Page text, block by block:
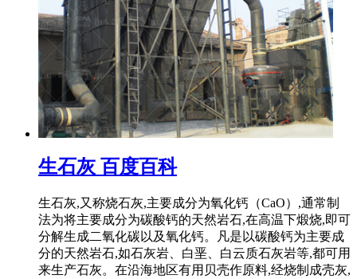
生石灰 百度百科
生石灰,又称烧石灰,主要成分为氧化钙（CaO）,通常制
法为将主要成分为碳酸钙的天然岩石,在高温下煅烧,即可
分解生成二氧化碳以及氧化钙。凡是以碳酸钙为主要成
分的天然岩石,如石灰岩、白垩、白云质石灰岩等,都可用
来生产石灰。在沿海地区有用贝壳作原料,经烧制成壳灰,